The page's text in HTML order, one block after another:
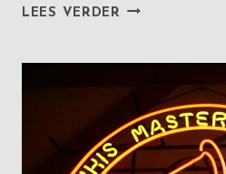
LEES VERDER PLEITACADEMIE
SCHOOL
WERKEN
SAMEN
BIJ